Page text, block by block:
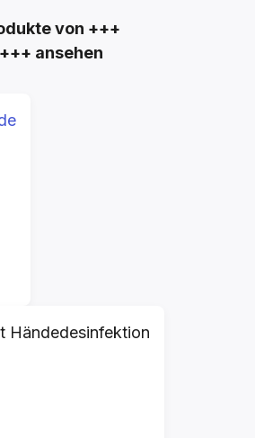
überspringen
von +++
+++ ansehen